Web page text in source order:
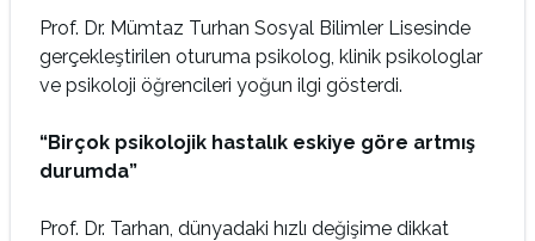
Prof. Dr. Mümtaz Turhan Sosyal Bilimler Lisesinde
gerçekleştirilen oturuma psikolog, klinik psikologlar
ve psikoloji öğrencileri yoğun ilgi gösterdi.
“Birçok psikolojik hastalık eskiye göre artmış
durumda”
Prof. Dr. Tarhan, dünyadaki hızlı değişime dikkat